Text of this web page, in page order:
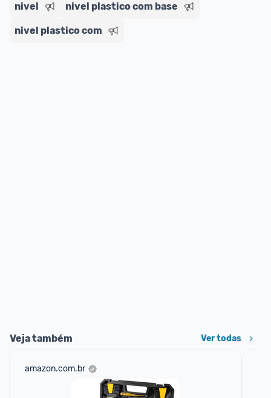
nivel
nivel plastico com base
nivel plastico com
Veja também Ver todas
amazon.com.br